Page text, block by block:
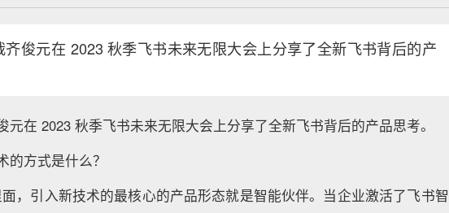
俊元在 2023 秋季飞书未来无限大会上分享了全新飞书背后的产
在 2023 秋季飞书未来无限大会上分享了全新飞书背后的产品思考。
方式是什么？
，引入新技术的最核心的产品形态就是智能伙伴。当企业激活了飞书智